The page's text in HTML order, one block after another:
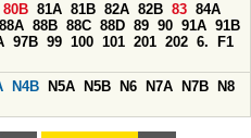
80B 81A 81B 82A 82B 83 84A
88A 88B 88C 88D 89 90 91A 91B
97B 99 100 101 201 202 6.
F1
N4B N5A N5B N6 N7A N7B
N8